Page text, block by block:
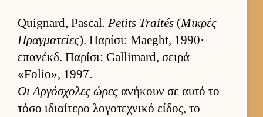
Quignard, Pascal. Petits Traités (Μικρές
Πραγ­ματείες). Παρίσι: Maeght, 1990·
επανέκδ. Παρίσι: Gallimard, σειρά
«Folio», 1997.
Οι Αρ­γόσχολες ώρες ανήκουν σε αυτό το
τόσο ιδιαί­τερο λογοτεχνικό εί­δος, το